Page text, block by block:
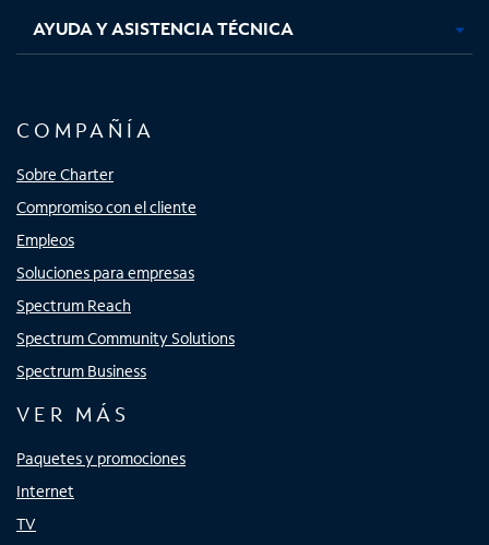
AYUDA Y ASISTENCIA TÉCNICA
COMPAÑÍA
Sobre Charter
Compromiso con el cliente
Empleos
Soluciones para empresas
Spectrum Reach
Spectrum Community Solutions
Spectrum Business
VER MÁS
Paquetes y promociones
Internet
TV